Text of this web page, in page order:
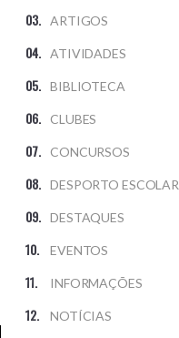
ARTIGOS
ATIVIDADES
BIBLIOTECA
CLUBES
CONCURSOS
DESPORTO ESCOLAR
DESTAQUES
EVENTOS
INFORMAÇÕES
NOTÍCIAS